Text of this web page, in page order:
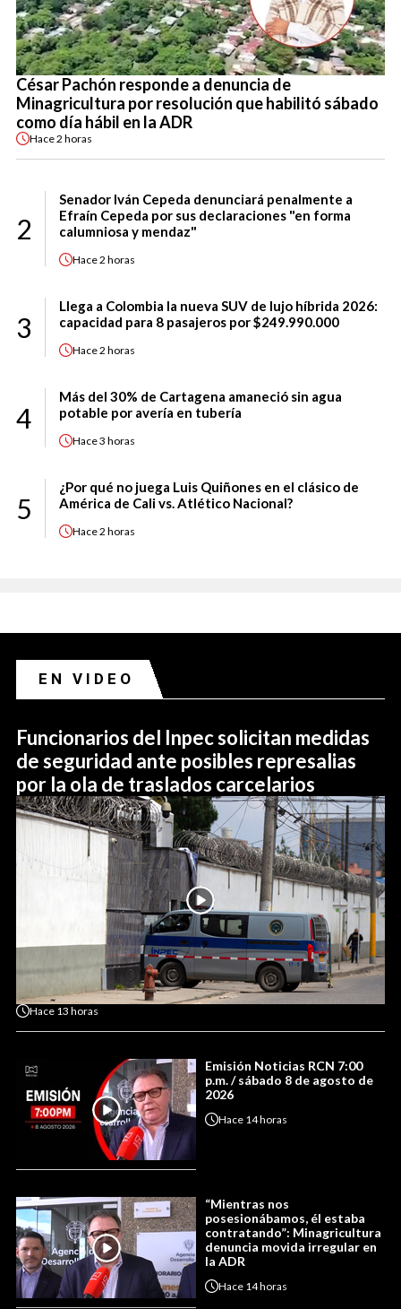
César Pachón responde a denuncia de
Minagricultura por resolución que habilitó sábado
como día hábil en la ADR
Hace2 horas
2
Senador Iván Cepeda denunciará penalmente a
Efraín Cepeda por sus declaraciones "en forma
calumniosa y mendaz"
Hace2 horas
3
Llega a Colombia la nueva SUV de lujo híbrida 2026:
capacidad para 8 pasajeros por $249.990.000
Hace2 horas
4
Más del 30% de Cartagena amaneció sin agua
potable por avería en tubería
Hace3 horas
5
¿Por qué no juega Luis Quiñones en el clásico de
América de Cali vs. Atlético Nacional?
Hace2 horas
EN VIDEO
Funcionarios del Inpec solicitan medidas
de seguridad ante posibles represalias
por la ola de traslados carcelarios
Hace 13 horas
Emisión Noticias RCN 7:00
p.m. / sábado 8 de agosto de
2026
Hace 14 horas
“Mientras nos
posesionábamos, él estaba
contratando”: Minagricultura
denuncia movida irregular en
la ADR
Hace 14 horas